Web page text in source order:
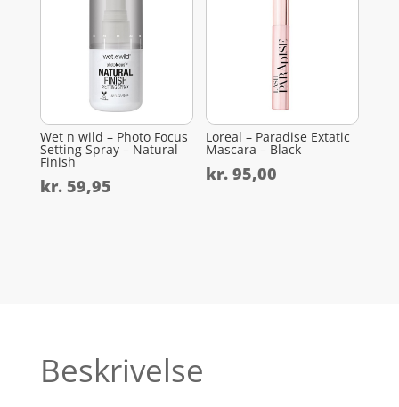
Wet n wild – Photo Focus
Setting Spray – Natural
Finish
kr.59,95
Loreal – Paradise Extatic
Mascara – Black
kr. 95,00
Beskrivelse